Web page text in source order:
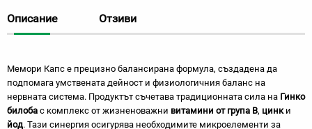
Описание Отзиви
Мемори Капс е прецизно балансирана формула, създадена да
подпомага умствената дейност и физиологичния баланс на
нервната система. Продуктът съчетава традиционната сила на Гинко
билоба с комплекс от жизненоважни витамини от група B, цинки
йод. Тази синергия осигурява необходимите микроелементи за